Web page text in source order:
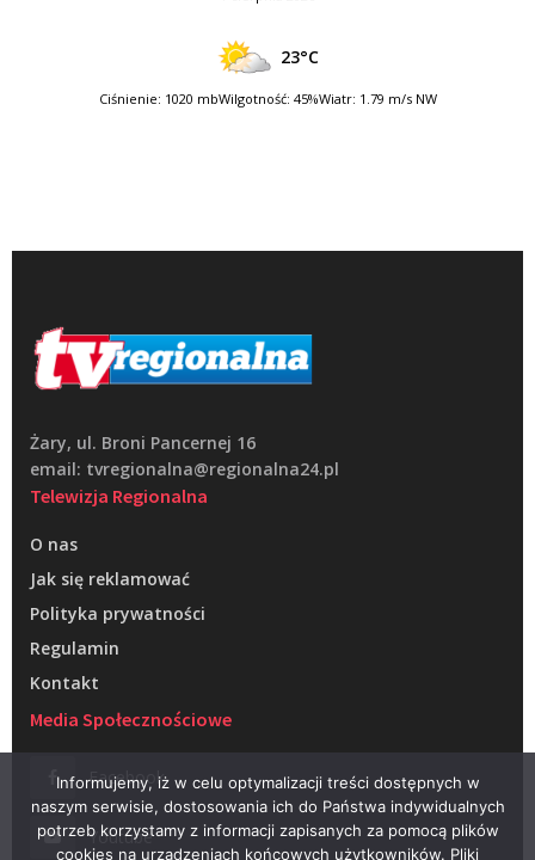
23°C
Ciśnienie: 1020 mbWilgotność: 45%Wiatr: 1.79 m/s NW
Żary, ul. Broni Pancernej 16
email: tvregionalna@regionalna24.pl
Telewizja Regionalna
O nas
Jak się reklamować
Polityka prywatności
Regulamin
Kontakt
Media Społecznościowe
Facebook
Youtube
Informujemy, iż w celu optymalizacji treści dostępnych w
naszym serwisie, dostosowania ich do Państwa indywidualnych
potrzeb korzystamy z informacji zapisanych za pomocą plików
cookies na urządzeniach końcowych użytkowników. Pliki